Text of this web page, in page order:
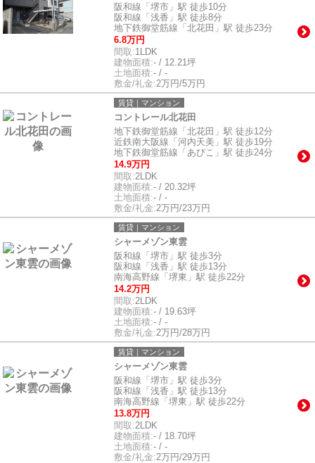
阪和線「堺市」駅 徒歩10分
阪和線「浅香」駅 徒歩8分
地下鉄御堂筋線「北花田」駅 徒歩23分
6.8万円
間取:1LDK
建物面積:- / 12.21坪
土地面積:- / -
敷金/礼金:2万円/5万円
賃貸｜マンション
コントレール北花田
地下鉄御堂筋線「北花田」駅 徒歩12分
近鉄南大阪線「河内天美」駅 徒歩19分
地下鉄御堂筋線「あびこ」駅 徒歩24分
14.9万円
間取:2LDK
建物面積:- / 20.32坪
土地面積:- / -
敷金/礼金:2万円/23万円
賃貸｜マンション
シャーメゾン東雲
阪和線「堺市」駅 徒歩3分
阪和線「浅香」駅 徒歩13分
南海高野線「堺東」駅 徒歩22分
14.2万円
間取:2LDK
建物面積:- / 19.63坪
土地面積:- / -
敷金/礼金:2万円/28万円
賃貸｜マンション
シャーメゾン東雲
阪和線「堺市」駅 徒歩3分
阪和線「浅香」駅 徒歩13分
南海高野線「堺東」駅 徒歩22分
13.8万円
間取:2LDK
建物面積:- / 18.70坪
土地面積:- / -
敷金/礼金:2万円/29万円